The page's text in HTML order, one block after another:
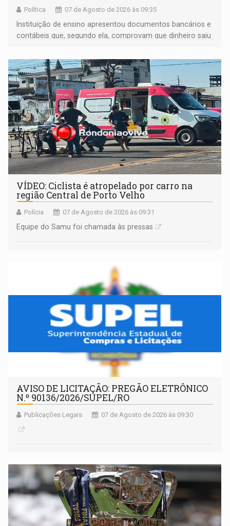
Política 07 de Agosto de 2026 às 09:35
Instituição de ensino apresentou documentos bancários e
contábeis que, segundo ela, comprovam que dinheiro saiu
apreendido quando já estava dentro da sede da entidade
— em pleno ano eleitoral em Rondônia
VÍDEO: Ciclista é atropelado por carro na
região Central de Porto Velho
Polícia 07 de Agosto de 2026 às 09:31
Equipe do Samu foi chamada às pressas
AVISO DE LICITAÇÃO: PREGÃO ELETRÔNICO
N.º 90136/2026/SUPEL/RO
Publicações Legais 07 de Agosto de 2026 às 09:30